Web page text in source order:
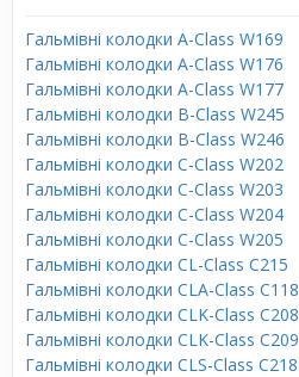
Гальмівні колодки A-Class W169
Гальмівні колодки A-Class W176
Гальмівні колодки A-Class W177
Гальмівні колодки B-Class W245
Гальмівні колодки B-Class W246
Гальмівні колодки C-Class W202
Гальмівні колодки C-Class W203
Гальмівні колодки C-Class W204
Гальмівні колодки C-Class W205
Гальмівні колодки CL-Class C215
Гальмівні колодки CLA-Class C118
Гальмівні колодки CLK-Class C208
Гальмівні колодки CLK-Class C209
Гальмівні колодки CLS-Class C218